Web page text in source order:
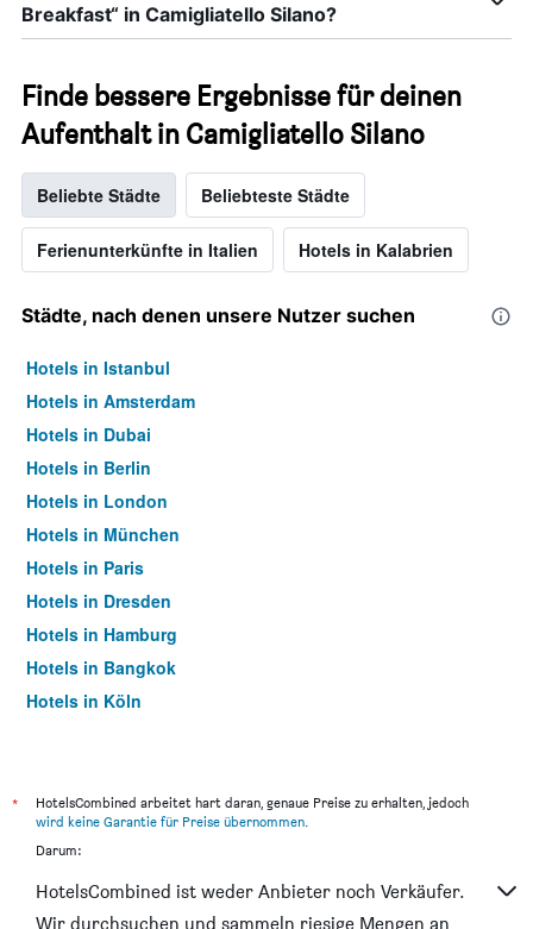
Breakfast“ in Camigliatello Silano?
Finde bessere Ergebnisse für deinen
Aufenthalt in Camigliatello Silano
Beliebte Städte Beliebteste Städte
Ferienunterkünfte in Italien Hotels in Kalabrien
Städte, nach denen unsere Nutzer suchen
Hotels in Istanbul
Hotels in Amsterdam
Hotels in Dubai
Hotels in Berlin
Hotels in London
Hotels in München
Hotels in Paris
Hotels in Dresden
Hotels in Hamburg
Hotels in Bangkok
Hotels in Köln
*
HotelsCombined arbeitet hart daran, genaue Preise zu erhalten, jedoch
wird keine Garantie für Preise übernommen.
Darum:
HotelsCombined ist weder Anbieter noch Verkäufer.
Wir durchsuchen und sammeln riesige Mengen an